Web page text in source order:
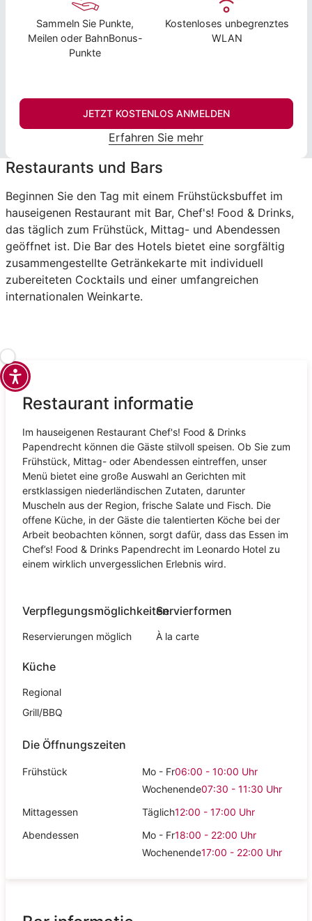
Sammeln Sie Punkte,
Meilen oder BahnBonus-
Punkte
Kostenloses unbegrenztes
WLAN
JETZT KOSTENLOS ANMELDEN
Erfahren Sie mehr
Restaurants und Bars
Beginnen Sie den Tag mit einem Frühstücksbuffet im
hauseigenen Restaurant mit Bar, Chef's! Food & Drinks,
das täglich zum Frühstück, Mittag- und Abendessen
geöffnet ist. Die Bar des Hotels bietet eine sorgfältig
zusammengestellte Getränkekarte mit individuell
zubereiteten Cocktails und einer umfangreichen
internationalen Weinkarte.
Restaurant informatie
Im hauseigenen Restaurant Chef's! Food & Drinks
Papendrecht können die Gäste stilvoll speisen. Ob Sie zum
Frühstück, Mittag- oder Abendessen eintreffen, unser
Menü bietet eine große Auswahl an Gerichten mit
erstklassigen niederländischen Zutaten, darunter
Muscheln aus der Region, frische Salate und Fisch. Die
offene Küche, in der Gäste die talentierten Köche bei der
Arbeit beobachten können, sorgt dafür, dass das Essen im
Chef’s! Food & Drinks Papendrecht im Leonardo Hotel zu
einem wirklich unvergesslichen Erlebnis wird.
Verpflegungsmöglichkeiten
Reservierungen möglich
Servierformen
À la carte
Küche
Regional
Grill/BBQ
Die Öffnungszeiten
Frühstück Mo - Fr06:00 - 10:00 Uhr
Wochenende07:30 - 11:30 Uhr
Mittagessen
Täglich12:00 - 17:00 Uhr
Abendessen
Mo - Fr18:00 - 22:00 Uhr
Wochenende17:00 - 22:00 Uhr